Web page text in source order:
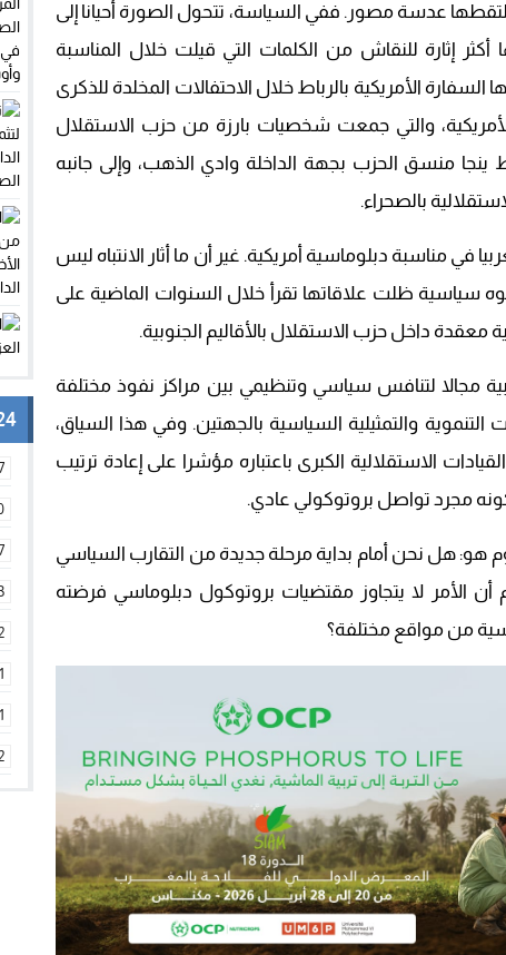
عدسة مصور. ففي السياسة، تتحول الصورة أحيانا إلى
إثارة للنقاش من الكلمات التي قيلت خلال المناسبة
الأمريكية بالرباط خلال الاحتفالات المخلدة للذكرى
الأمريكية، والتي جمعت شخصيات بارزة من حزب الاستقلال
ينجا منسق الحزب بجهة الداخلة وادي الذهب، وإلى جانبه
بالصحراء.
في مناسبة دبلوماسية أمريكية. غير أن ما أثار الانتباه ليس
سياسية ظلت علاقاتها تقرأ خلال السنوات الماضية على
معقدة داخل حزب الاستقلال بالأقاليم الجنوبية.
مجالا لتنافس سياسي وتنظيمي بين مراكز نفوذ مختلفة
والتمثيلية السياسية بالجهتين. وفي هذا السياق،
الاستقلالية الكبرى باعتباره مؤشرا على إعادة ترتيب
مجرد تواصل بروتوكولي عادي.
هو: هل نحن أمام بداية مرحلة جديدة من التقارب السياسي
أن الأمر لا يتجاوز مقتضيات بروتوكول دبلوماسي فرضته
من مواقع مختلفة؟
24